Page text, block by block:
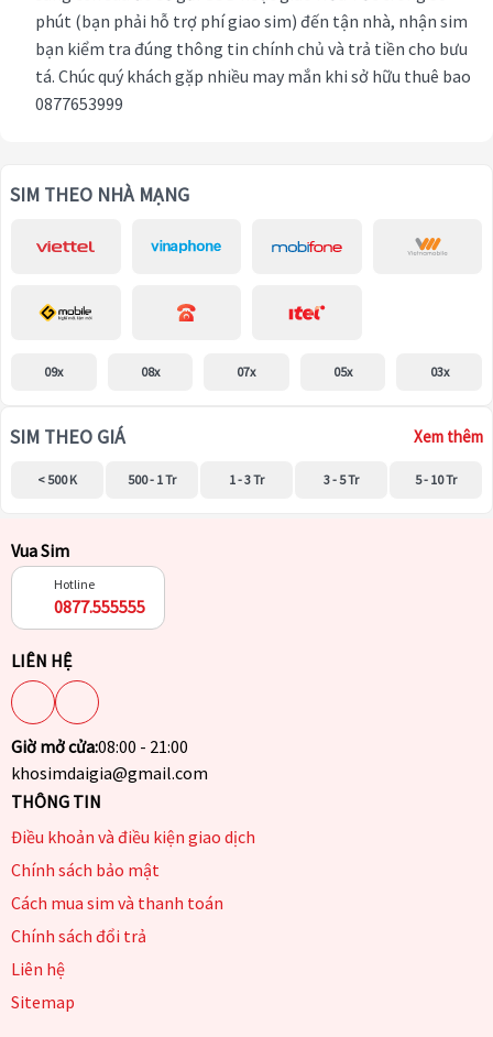
phút (bạn phải hỗ trợ phí giao sim) đến tận nhà, nhận sim
bạn kiểm tra đúng thông tin chính chủ và trả tiền cho bưu
tá. Chúc quý khách gặp nhiều may mắn khi sở hữu thuê bao
0877653999
SIM THEO NHÀ MẠNG
09x 08x 07x 05x 03x
SIM THEO GIÁ Xem thêm
< 500 K 500 - 1 Tr 1 - 3 Tr 3 - 5 Tr 5 - 10 Tr
Vua Sim
Hotline
0877.555555
LIÊN HỆ
Giờ mở cửa:08:00 - 21:00
khosimdaigia@gmail.com
THÔNG TIN
Điều khoản và điều kiện giao dịch
Chính sách bảo mật
Cách mua sim và thanh toán
Chính sách đổi trả
Liên hệ
Sitemap